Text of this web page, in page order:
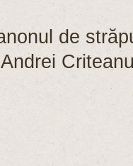
de
Andrei Criteanul